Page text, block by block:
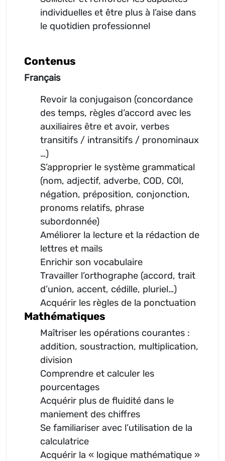
individuelles et être plus à l’aise dans
le quotidien professionnel
Contenus
Français
Revoir la conjugaison (concordance
des temps, règles d’accord avec les
auxiliaires être et avoir, verbes
transitifs / intransitifs / pronominaux
…)
S’approprier le système grammatical
(nom, adjectif, adverbe, COD, COI,
négation, préposition, conjonction,
pronoms relatifs, phrase
subordonnée)
Améliorer la lecture et la rédaction de
lettres et mails
Enrichir son vocabulaire
Travailler l’orthographe (accord, trait
d’union, accent, cédille, pluriel…)
Acquérir les règles de la ponctuation
Mathématiques
Maîtriser les opérations courantes :
addition, soustraction, multiplication,
division
Comprendre et calculer les
pourcentages
Acquérir plus de fluidité dans le
maniement des chiffres
Se familiariser avec l’utilisation de la
calculatrice
Acquérir la « logique mathématique »